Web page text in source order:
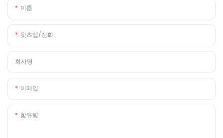
이름
왓츠앱/전화
회사명
이메일
함유량